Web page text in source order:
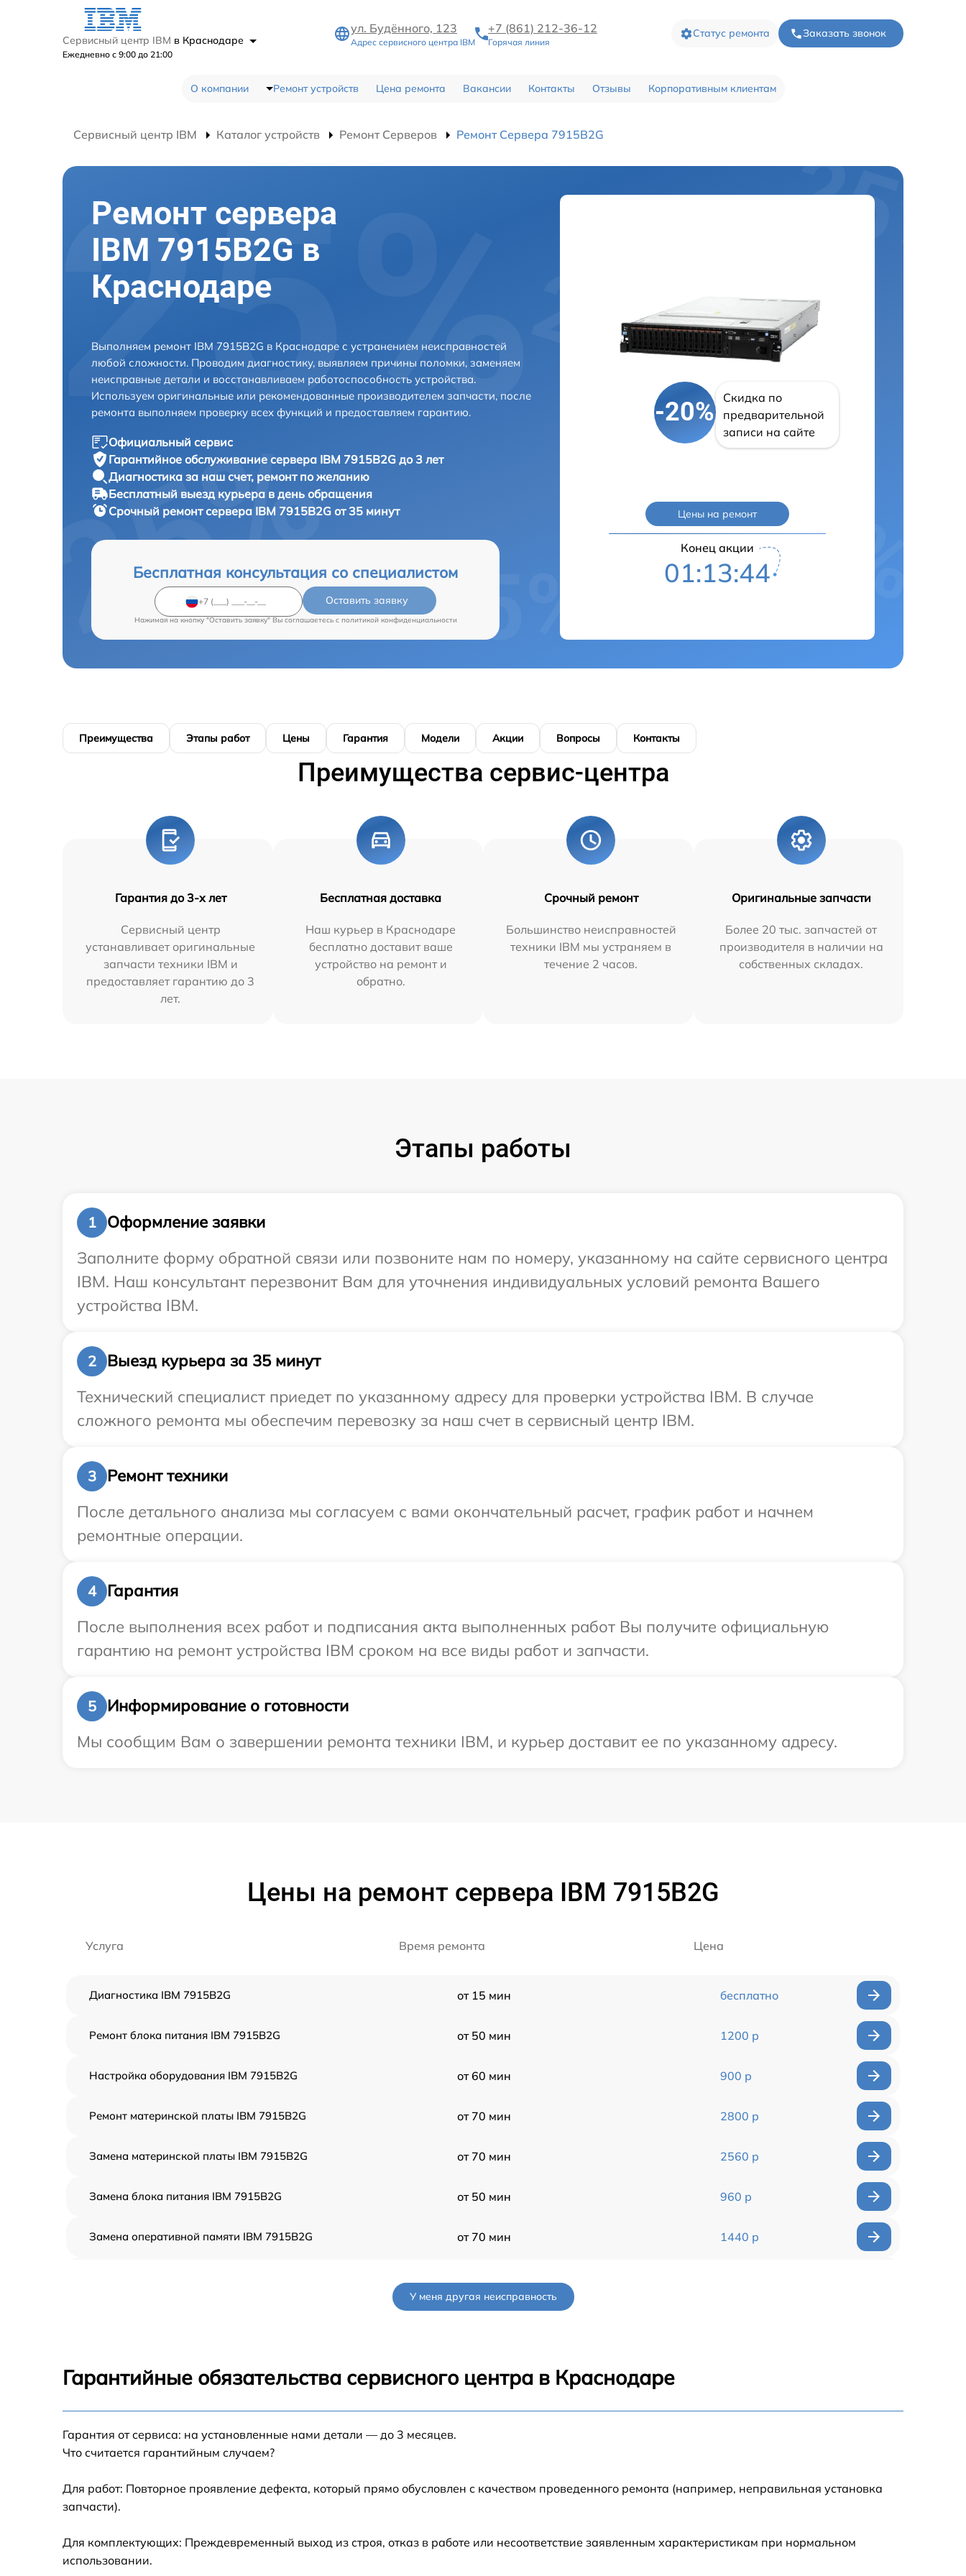
Сервисный центр IBM в Краснодаре
Ежедневно с 9:00 до 21:00
ул. Будённого, 123
Адрес сервисного центра IBM
+7 (861) 212-36-12
Горячая линия
Статус ремонта Заказать звонок
О компании Ремонт устройств Цена ремонта Вакансии Контакты Отзывы Корпоративным клиентам
Сервисный центр IBM Каталог устройств Ремонт Серверов Ремонт Сервера 7915B2G
Ремонт сервера
IBM 7915B2G в
Краснодаре
Выполняем ремонт IBM 7915B2G в Краснодаре с устранением неисправностей
любой сложности. Проводим диагностику, выявляем причины поломки, заменяем
неисправные детали и восстанавливаем работоспособность устройства.
Используем оригинальные или рекомендованные производителем запчасти, после
ремонта выполняем проверку всех функций и предоставляем гарантию.
Официальный сервис
Гарантийное обслуживание сервера IBM 7915B2G до 3 лет
Диагностика за наш счет, ремонт по желанию
Бесплатный выезд курьера в день обращения
Срочный ремонтсервера IBM 7915B2G от 35 минут
Бесплатная консультация со специалистом
Оставить заявку
Нажимая на кнопку "Оставить заявку" Вы соглашаетесь c политикой конфиденциальности
-20%
Скидка по
предварительной
записи на сайте
Цены на ремонт
Конец акции
01:13:43
Преимущества Этапы работ Цены Гарантия Модели Акции Вопросы Контакты
Преимущества сервис-центра
Гарантия до 3-х лет
Сервисный центр
устанавливает оригинальные
запчасти техники IBM и
предоставляет гарантию до 3
лет.
Бесплатная доставка
Наш курьер в Краснодаре
бесплатно доставит ваше
устройство на ремонт и
обратно.
Срочный ремонт
Большинство неисправностей
техники IBM мы устраняем в
течение 2 часов.
Оригинальные запчасти
Более 20 тыс. запчастей от
производителя в наличии на
собственных складах.
Этапы работы
1
Оформление заявки
Заполните форму обратной связи или позвоните нам по номеру, указанному на сайте сервисного центра
IBM. Наш консультант перезвонит Вам для уточнения индивидуальных условий ремонта Вашего
устройства IBM.
2
Выезд курьера за 35 минут
Технический специалист приедет по указанному адресу для проверки устройства IBM. В случае
сложного ремонта мы обеспечим перевозку за наш счет в сервисный центр IBM.
3
Ремонт техники
После детального анализа мы согласуем с вами окончательный расчет, график работ и начнем
ремонтные операции.
4
Гарантия
После выполнения всех работ и подписания акта выполненных работ Вы получите официальную
гарантию на ремонт устройства IBM сроком на все виды работ и запчасти.
5
Информирование о готовности
Мы сообщим Вам о завершении ремонта техники IBM, и курьер доставит ее по указанному адресу.
Цены на ремонт сервера IBM 7915B2G
Услуга Время ремонта Цена
Диагностика IBM 7915B2G от 15 мин бесплатно
Ремонт блока питания IBM 7915B2G от 50 мин 1200 р
Настройка оборудования IBM 7915B2G от 60 мин 900 р
Ремонт материнской платы IBM 7915B2G от 70 мин 2800 р
Замена материнской платы IBM 7915B2G от 70 мин 2560 р
Замена блока питания IBM 7915B2G от 50 мин 960 р
Замена оперативной памяти IBM 7915B2G от 70 мин 1440 р
Ремонт СХД IBM 7915B2G
Ремонт и диагностика ленточного
автозагрузчика IBM 7915B2G
У меня другая неисправность
Гарантийные обязательства сервисного центра в Краснодаре
Гарантия от сервиса: на установленные нами детали — до 3 месяцев.
Что считается гарантийным случаем?
Для работ: Повторное проявление дефекта, который прямо обусловлен с качеством проведенного ремонта (например, неправильная установка
запчасти).
Для комплектующих: Преждевременный выход из строя, отказ в работе или несоответствие заявленным характеристикам при нормальном
использовании.